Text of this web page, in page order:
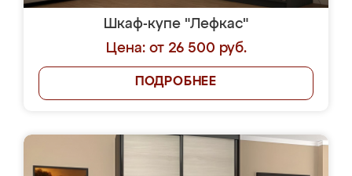
Шкаф-купе "Лефкас"
Цена: от 26 500 руб.
ПОДРОБНЕЕ